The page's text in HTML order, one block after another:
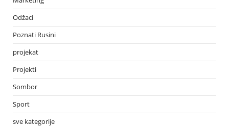
Odžaci
Poznati Rusini
projekat
Projekti
Sombor
Sport
sve kategorije